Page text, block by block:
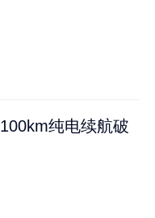
纯电续航破